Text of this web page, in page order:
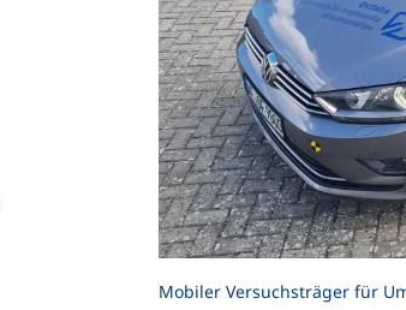
Mobiler Versuchsträger für